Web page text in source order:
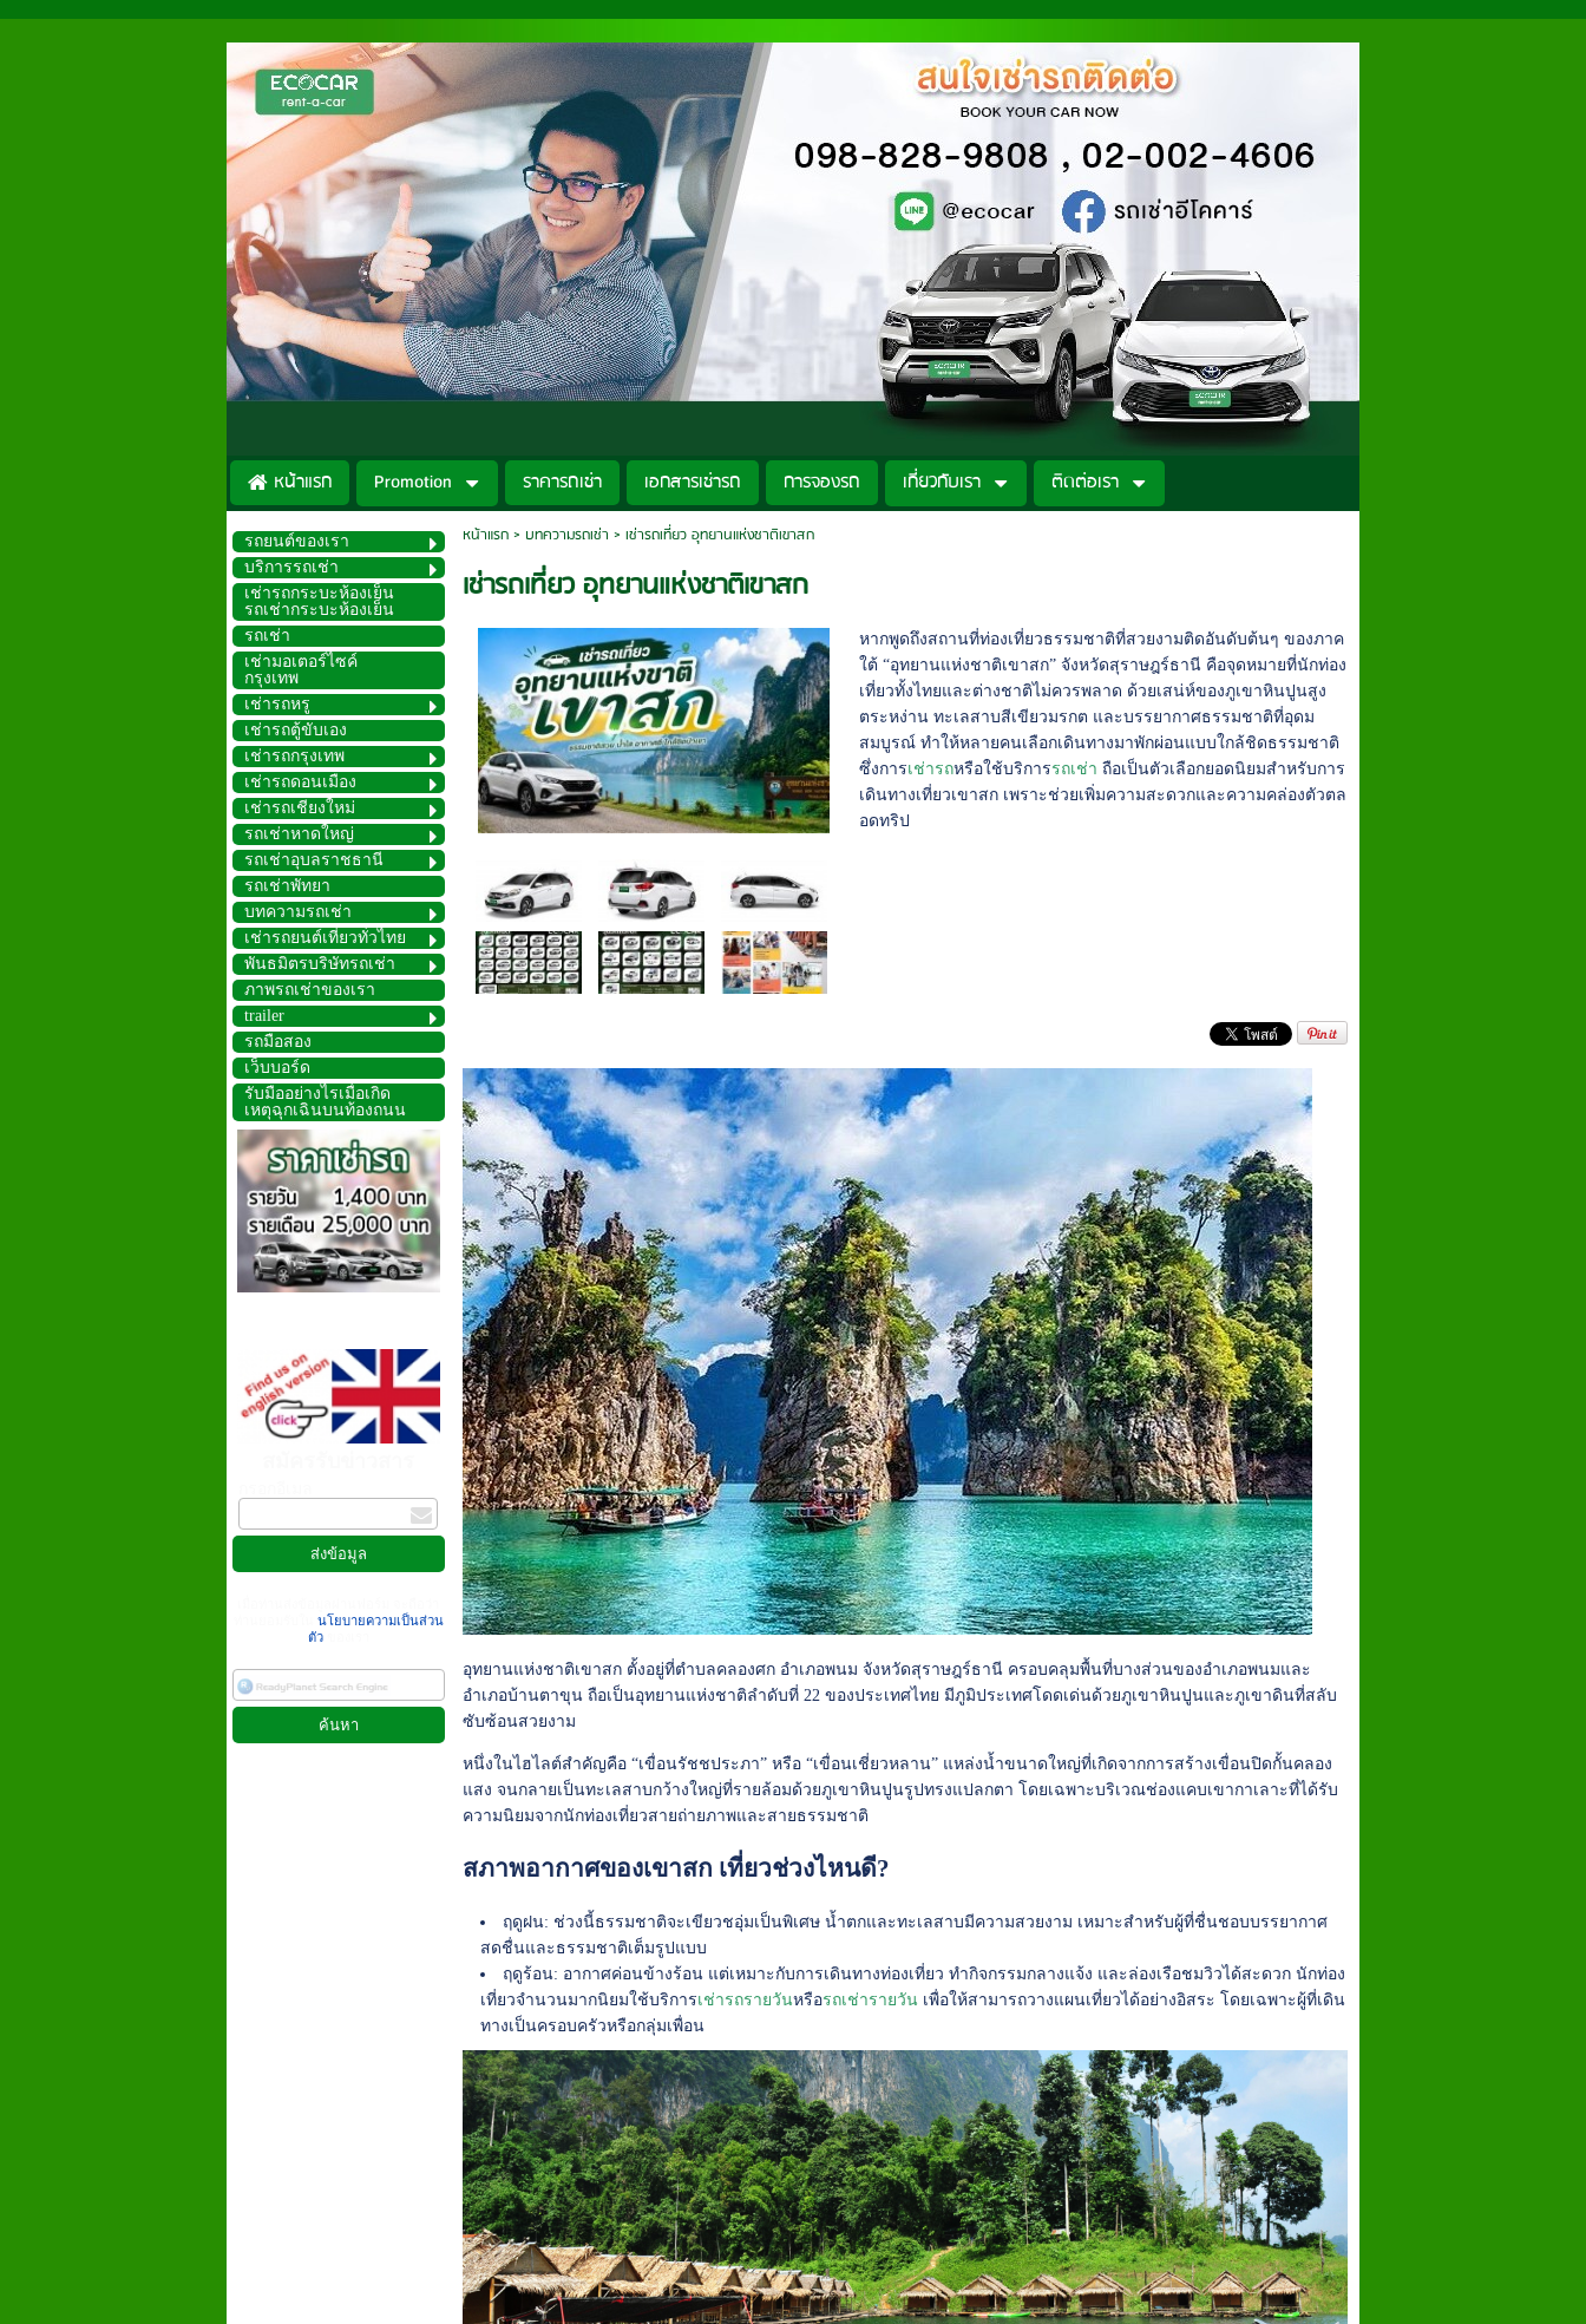
หน้าแรก Promotion ราคารถเช่า เอกสารเช่ารถ การจองรถ เกี่ยวกับเรา ติดต่อเรา
รถยนต์ของเรา
บริการรถเช่า
เช่ารถกระบะห้องเย็น
รถเช่ากระบะห้องเย็น
รถเช่า
เช่ามอเตอร์ไซค์
กรุงเทพ
เช่ารถหรู
เช่ารถตู้ขับเอง
เช่ารถกรุงเทพ
เช่ารถดอนเมือง
เช่ารถเชียงใหม่
รถเช่าหาดใหญ่
รถเช่าอุบลราชธานี
รถเช่าพัทยา
บทความรถเช่า
เช่ารถยนต์เที่ยวทั่วไทย
พันธมิตรบริษัทรถเช่า
ภาพรถเช่าของเรา
trailer
รถมือสอง
เว็บบอร์ด
รับมืออย่างไรเมื่อเกิด
เหตุฉุกเฉินบนท้องถนน
นโยบายความเป็นส่วน
ตัว
หน้าแรก> บทความรถเช่า > เช่ารถเที่ยว อุทยานแห่งชาติเขาสก
เช่ารถเที่ยว อุทยานแห่งชาติเขาสก
หากพูดถึงสถานที่ท่องเที่ยวธรรมชาติที่สวยงามติดอันดับต้นๆ ของภาค
ใต้ “อุทยานแห่งชาติเขาสก” จังหวัดสุราษฎร์ธานี คือจุดหมายที่นักท่อง
เที่ยวทั้งไทยและต่างชาติไม่ควรพลาด ด้วยเสน่ห์ของภูเขาหินปูนสูง
ตระหง่าน ทะเลสาบสีเขียวมรกต และบรรยากาศธรรมชาติที่อุดม
สมบูรณ์ ทำให้หลายคนเลือกเดินทางมาพักผ่อนแบบใกล้ชิดธรรมชาติ
ซึ่งการเช่ารถหรือใช้บริการรถเช่า ถือเป็นตัวเลือกยอดนิยมสำหรับการ
เดินทางเที่ยวเขาสก เพราะช่วยเพิ่มความสะดวกและความคล่องตัวตล
อดทริป
อุทยานแห่งชาติเขาสก ตั้งอยู่ที่ตำบลคลองศก อำเภอพนม จังหวัดสุราษฎร์ธานี ครอบคลุมพื้นที่บางส่วนของอำเภอพนมและ
อำเภอบ้านตาขุน ถือเป็นอุทยานแห่งชาติลำดับที่ 22 ของประเทศไทย มีภูมิประเทศโดดเด่นด้วยภูเขาหินปูนและภูเขาดินที่สลับ
ซับซ้อนสวยงาม
หนึ่งในไฮไลต์สำคัญคือ “เขื่อนรัชชประภา” หรือ “เขื่อนเชี่ยวหลาน” แหล่งน้ำขนาดใหญ่ที่เกิดจากการสร้างเขื่อนปิดกั้นคลอง
แสง จนกลายเป็นทะเลสาบกว้างใหญ่ที่รายล้อมด้วยภูเขาหินปูนรูปทรงแปลกตา โดยเฉพาะบริเวณช่องแคบเขากาเลาะที่ได้รับ
ความนิยมจากนักท่องเที่ยวสายถ่ายภาพและสายธรรมชาติ
สภาพอากาศของเขาสก เที่ยวช่วงไหนดี?
ฤดูฝน: ช่วงนี้ธรรมชาติจะเขียวชอุ่มเป็นพิเศษ น้ำตกและทะเลสาบมีความสวยงาม เหมาะสำหรับผู้ที่ชื่นชอบบรรยากาศ
สดชื่นและธรรมชาติเต็มรูปแบบ
ฤดูร้อน: อากาศค่อนข้างร้อน แต่เหมาะกับการเดินทางท่องเที่ยว ทำกิจกรรมกลางแจ้ง และล่องเรือชมวิวได้สะดวก นักท่อง
เที่ยวจำนวนมากนิยมใช้บริการเช่ารถรายวันหรือรถเช่ารายวัน เพื่อให้สามารถวางแผนเที่ยวได้อย่างอิสระ โดยเฉพาะผู้ที่เดิน
ทางเป็นครอบครัวหรือกลุ่มเพื่อน